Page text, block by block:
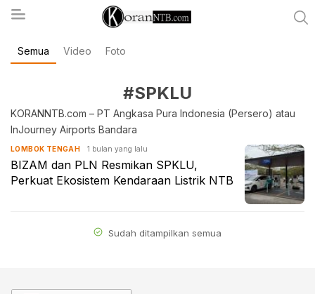
koranntb.com
Semua Video Foto
#SPKLU
KORANNTB.com – PT Angkasa Pura Indonesia (Persero) atau
InJourney Airports Bandara
LOMBOK TENGAH 1 bulan yang lalu
BIZAM dan PLN Resmikan SPKLU,
Perkuat Ekosistem Kendaraan Listrik NTB
Sudah ditampilkan semua